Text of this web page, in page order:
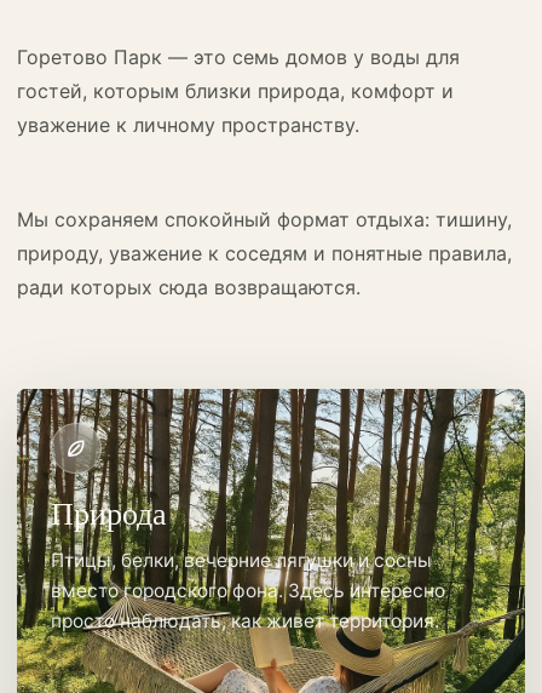
Горетово Парк — это семь домов у воды для
гостей, которым близки природа, комфорт и
уважение к личному пространству.
Мы сохраняем спокойный формат отдыха: тишину,
природу, уважение к соседям и понятные правила,
ради которых сюда возвращаются.
Природа
Птицы, белки, вечерние лягушки и сосны
вместо городского фона. Здесь интересно
просто наблюдать, как живет территория.